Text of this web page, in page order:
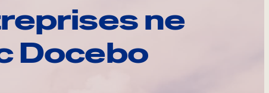
ne
Docebo